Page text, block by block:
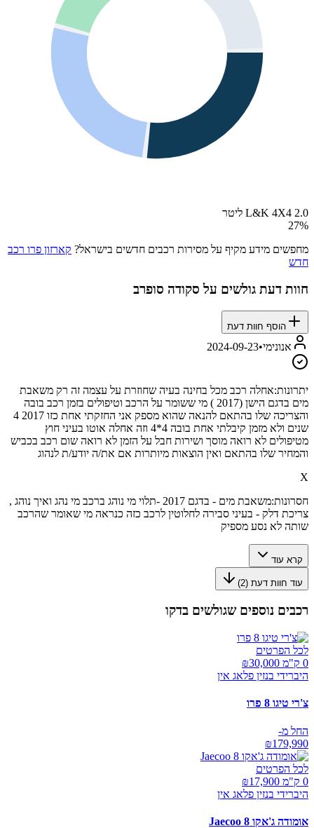
L&K 4X4 2.0 ליטר
27%
מחפשים מידע מקיף על מסירות רכבים חדשים בישראל? קארזון פרו רכב
חדש
חוות דעת גולשים על סקודה סופרב
הוסף חוות דעת
אנונימי•
2024-09-23
יתרונות:אחלה רכב מכל בחינה בעיה שחוזרת על עצמה זה רק משאבת
מים בדגם הישן (2017 ) מי ששומר על הרכב וטיפולים בזמן רכב בובה
והצריכה שלו בהתאם להנאה שהוא מספק אני החזקתי אחת כזו 2017 4
שנים ולא מזמן קיבלתי אחת בובה 4*4 וזה אחלה אוטו בעיני חוץ
מטיפולים לא רואה מוסך ושירות חבל על הזמן לא רואה שום רכב בכביש
והמחיר שלו בהתאם ואין הוצאות מיותרות אם את/ה יודע/ת לנהוג
X
חסרונות:
משאבת מים - בדגם 2017 -תלוי מי נוהג ברכב מי נהג ואיך נוהג ,
צריכת דלק - בעיני סבירה לחלוטין לרכב כזה כנראה מי שאומר שהרכב
שותה לא נסע מספיק
קרא עוד
עוד חוות דעת (2
)
רכבים נוספים שגולשים בדקו
לכל הפרטים
0 ק"מ ₪
30,000
היברידי בנזין פלאג אין
צ'רי טיגו 8 פרו
החל מ-
₪179,990
לכל הפרטים
0 ק"מ ₪
17,900
היברידי בנזין פלאג אין
אומודה ג'אקו Jaecoo 8